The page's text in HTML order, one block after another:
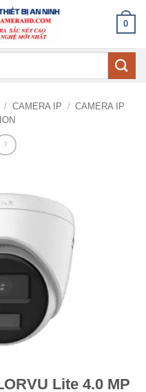
0
/ CAMERA IP / CAMERA IP
Lite 4.0 MP